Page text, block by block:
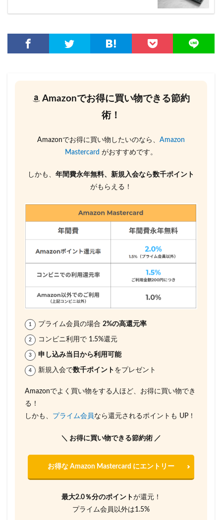
Amazonでお得に買い物できる節約
術！
Amazonでお得に買い物したいのなら、 Amazon
Mastercard がおすすめです。
しかも、 年間費永年無料、新規入会なら数千ポイント
がもらえる！
プライム会員の場合 2%の高還元率
コンビニ利用で 1.5%還元
申し込み当日から利用可能
新規入会で数千ポイント をプレゼント
Amazonでよく買い物をする人ほど、お得に買い物でき
る！
しかも、 プライム会員 なら還元されるポイントも UP！
＼ お得に買い物できる節約術 ／
お得な Amazon Mastercard にエントリー
最大2.0％分のポイントが還元！
プライム会員以外は1.5%